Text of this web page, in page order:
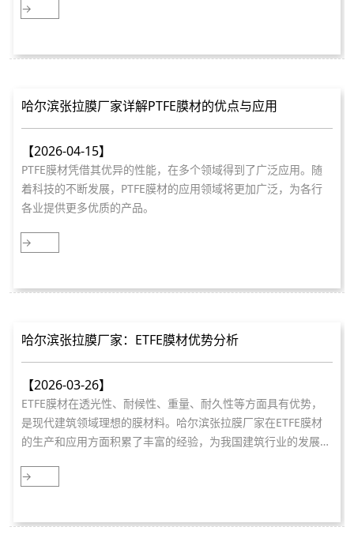
→
哈尔滨张拉膜厂家详解PTFE膜材的优点与应用
【2026-04-15】
PTFE膜材凭借其优异的性能，在多个领域得到了广泛应用。随
着科技的不断发展，PTFE膜材的应用领域将更加广泛，为各行
各业提供更多优质的产品。
→
哈尔滨张拉膜厂家：ETFE膜材优势分析
【2026-03-26】
ETFE膜材在透光性、耐候性、重量、耐久性等方面具有优势，
是现代建筑领域理想的膜材料。哈尔滨张拉膜厂家在ETFE膜材
的生产和应用方面积累了丰富的经验，为我国建筑行业的发展做
→